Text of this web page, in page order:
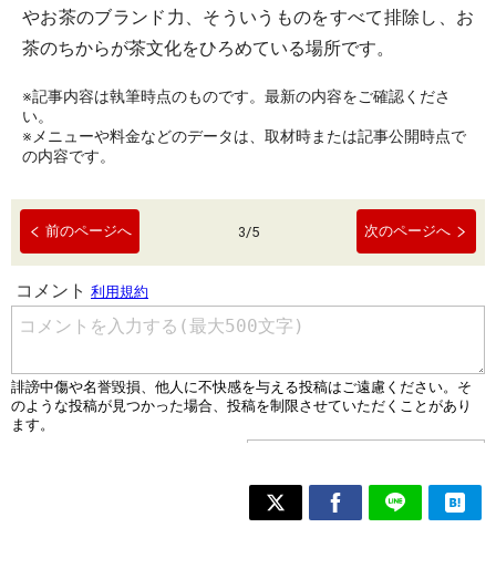
やお茶のブランド力、そういうものをすべて排除し、お
茶のちからが茶文化をひろめている場所です。
※記事内容は執筆時点のものです。最新の内容をご確認くださ
い。
※メニューや料金などのデータは、取材時または記事公開時点で
の内容です。
前のページへ 3/5 次のページへ